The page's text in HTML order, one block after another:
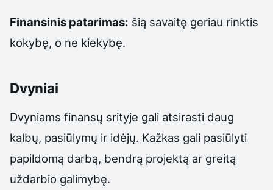
Finansinis patarimas: šią savaitę geriau rinktis
kokybę, o ne kiekybę.
Dvyniai
Dvyniams finansų srityje gali atsirasti daug
kalbų, pasiūlymų ir idėjų. Kažkas gali pasiūlyti
papildomą darbą, bendrą projektą ar greitą
uždarbio galimybę.